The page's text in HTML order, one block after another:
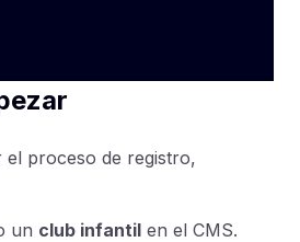
proceso de registro,
un club infantil en el CMS.